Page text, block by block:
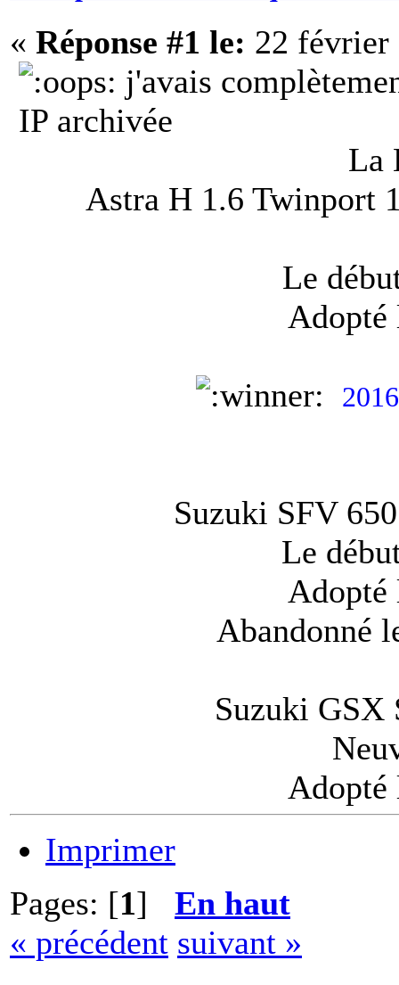
« Réponse #1 le: 22 février
j'avais
IP archivée
La
Astra H 1.6 Twinport
Le
Adopté
Suzuki SFV
Le
Adopté
Abandonné
Suzuki GSX
Adopté
Imprimer
Pages: [1] En haut
« précédent suivant »